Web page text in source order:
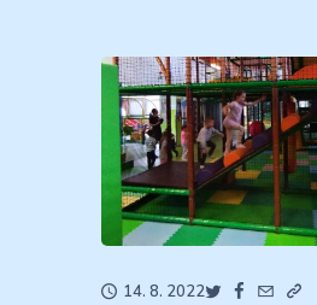
14. 8. 2022